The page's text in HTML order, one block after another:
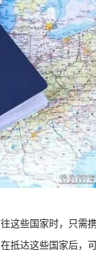
这些国家时，只需
抵达这些国家后，可